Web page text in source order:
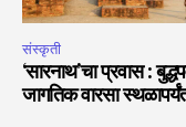
संस्कृती
‘सारनाथ’चा प्रवास :
जागतिक वारसा